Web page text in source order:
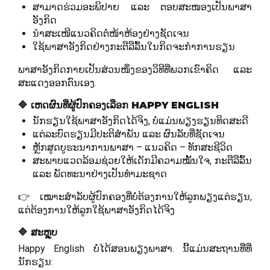
ສາມາດຮ່ວມອະພິປາຍ ແລະ ຕອບສະໜອງເປັນພາສາ
ອັງກິດ
ນຳສະເໜີແນວຄິດຕໍ່ໜ້າຫ້ອງຢ່າງຊັດເຈນ
ໃຊ້ພາສາອັງກິດຢ່າງກະຕືລືລົ້ນໃນກິດຈະກຳການຮຽນ
ພາສາອັງກິດກາຍເປັນສ່ວນໜຶ່ງຂອງວິທີທີ່ພວກເຂົາຄິດ ແລະ
ສະແດງອອກຕົນເອງ.
🔷 ເຫດຜົນທີ່ຜູ້ປົກຄອງເລືອກ HAPPY ENGLISH
ນັກຮຽນໃຊ້ພາສາອັງກິດໄດ້ຈິງ, ບໍ່ແມ່ນພຽງຮຽນທິດສະດີ
ແຕ່ລະບົດຮຽນມີປະຕິສຳພັນ ແລະ ຜົນລັບທີ່ຊັດເຈນ
ຫຼັກສູດບູຮະນາການພາສາ – ແນວຄິດ – ທັກສະຊີວິດ
ສະພາບແວດລ້ອມຊ່ວຍໃຫ້ເດັກມີຄວາມໝັ້ນໃຈ, ກະຕືລືລົ້ນ
ແລະ ພັດທະນາຢ່າງເປັນທຳມະຊາດ
👉 ເໝາະສຳລັບຜູ້ປົກຄອງທີ່ບໍ່ຕ້ອງການໃຫ້ລູກພຽງແຕ່ຮຽນ,
ແຕ່ຕ້ອງການໃຫ້ລູກໃຊ້ພາສາອັງກິດໄດ້ຈິງ
🔷 ສະຫຼຸບ
Happy English ບໍ່ໄດ້ສອນພຽງພາສາ. ນີ້ແມ່ນສະຖານທີ່ທີ່
ນັກຮຽນ: